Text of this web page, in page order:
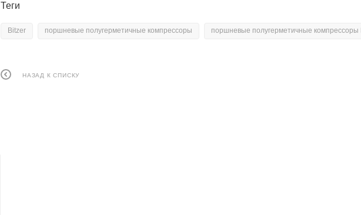
Теги
Bitzer поршневые полугерметичные компрессоры поршневые полугерметичные компрессоры
НАЗАД К СПИСКУ